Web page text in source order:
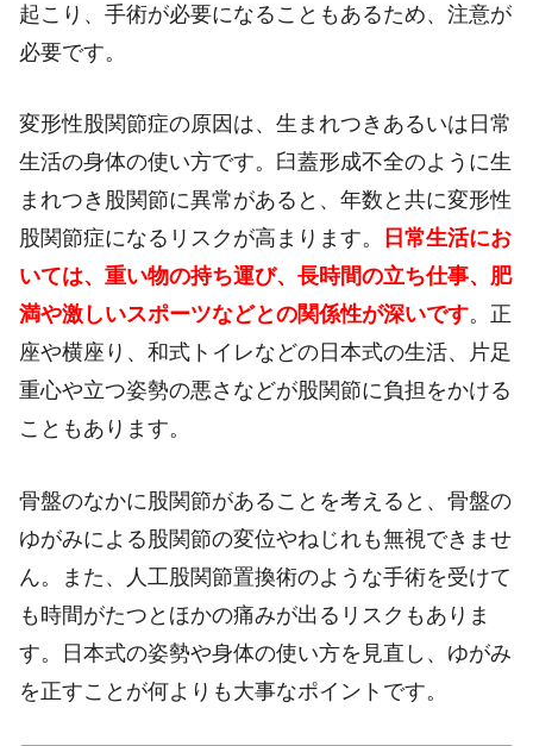
起こり、手術が必要になることもあるため、注意が
必要です。
変形性股関節症の原因は、生まれつきあるいは日常
生活の身体の使い方です。臼蓋形成不全のように生
まれつき股関節に異常があると、年数と共に変形性
股関節症になるリスクが高まります。
日常生活にお
いては、重い物の持ち運び、長時間の立ち仕事、肥
満や激しいスポーツなどとの関係性が深いです。正
座や横座り、和式トイレなどの日本式の生活、片足
重心や立つ姿勢の悪さなどが股関節に負担をかける
こともあります。
骨盤のなかに股関節があることを考えると、骨盤の
ゆがみによる股関節の変位やねじれも無視できませ
ん。また、人工股関節置換術のような手術を受けて
も時間がたつとほかの痛みが出るリスクもありま
す。日本式の姿勢や身体の使い方を見直し、ゆがみ
を正すことが何よりも大事なポイントです。